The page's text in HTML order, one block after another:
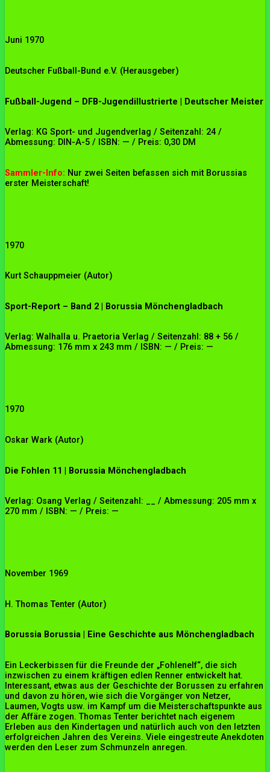
Juni 1970
Deutscher Fußball-Bund e.V. (Herausgeber)
Fußball-Jugend – DFB-Jugendillustrierte | Deutscher Meister
Verlag: KG Sport- und Jugendverlag / Seitenzahl: 24 /
Abmessung: DIN-A-5 / ISBN: — / Preis: 0,30 DM
Sammler-Info: Nur zwei Seiten befassen sich mit Borussias
erster Meisterschaft!
1970
Kurt Schauppmeier (Autor)
Sport-Report – Band 2 | Borussia Mönchengladbach
Verlag: Walhalla u. Praetoria Verlag / Seitenzahl: 88 + 56 /
Abmessung: 176 mm x 243 mm / ISBN: — / Preis: —
1970
Oskar Wark (Autor)
Die Fohlen 11 | Borussia Mönchengladbach
Verlag: Osang Verlag / Seitenzahl: __ / Abmessung: 205 mm x
270 mm / ISBN: — / Preis: —
November 1969
H. Thomas Tenter (Autor)
Borussia Borussia | Eine Geschichte aus Mönchengladbach
Ein Leckerbissen für die Freunde der „Fohlenelf“, die sich
inzwischen zu einem kräftigen edlen Renner entwickelt hat.
Interessant, etwas aus der Geschichte der Borussen zu erfahren
und davon zu hören, wie sich die Vorgänger von Netzer,
Laumen, Vogts usw. im Kampf um die Meisterschaftspunkte aus
der Affäre zogen. Thomas Tenter berichtet nach eigenem
Erleben aus den Kindertagen und natürlich auch von den letzten
erfolgreichen Jahren des Vereins. Viele eingestreute Anekdoten
werden den Leser zum Schmunzeln anregen.